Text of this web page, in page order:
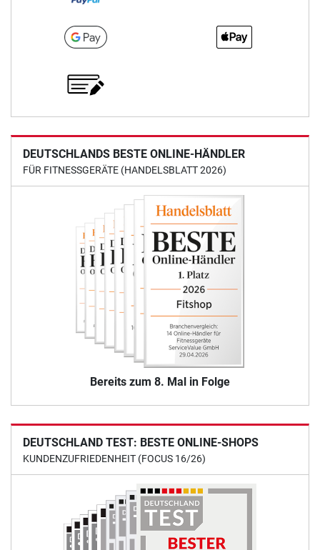
DEUTSCHLANDS BESTE ONLINE-HÄNDLER
FÜR FITNESSGERÄTE (HANDELSBLATT 2026)
Bereits zum 8. Mal in Folge
DEUTSCHLAND TEST: BESTE ONLINE-SHOPS
KUNDENZUFRIEDENHEIT (FOCUS 16/26)